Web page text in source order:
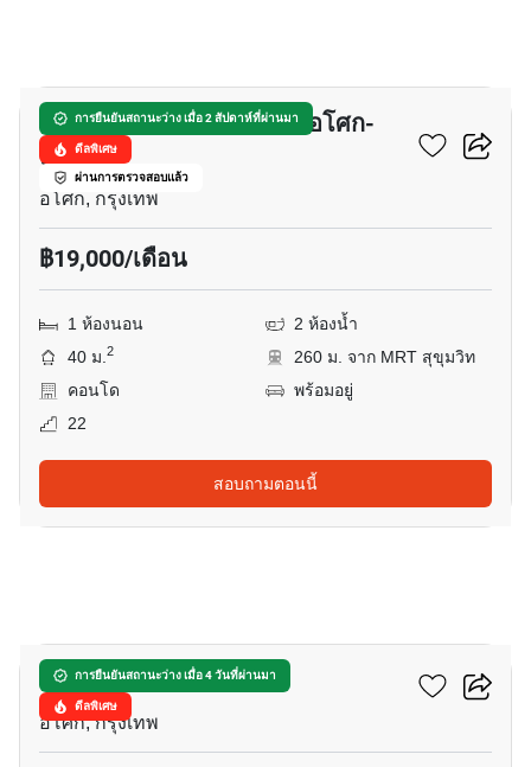
การยืนยันสถานะว่าง เมื่อ 2 สัปดาห์ที่ผ่านมา
ดีลพิเศษ
ผ่านการตรวจสอบแล้ว
เดอะ มาสเตอร์ เซ็นเธรี่ยม อโศก-
สุขุมวิท
อโศก, กรุงเทพ
฿19,000/เดือน
1 ห้องนอน
2 ห้องน้ำ
40 ม.2
260 ม. จาก MRT สุขุมวิท
คอนโด
พร้อมอยู่
22
สอบถามตอนนี้
การยืนยันสถานะว่าง เมื่อ 4 วันที่ผ่านมา
ดีลพิเศษ
เดอะ ลอฟท์ อโศก
อโศก, กรุงเทพ